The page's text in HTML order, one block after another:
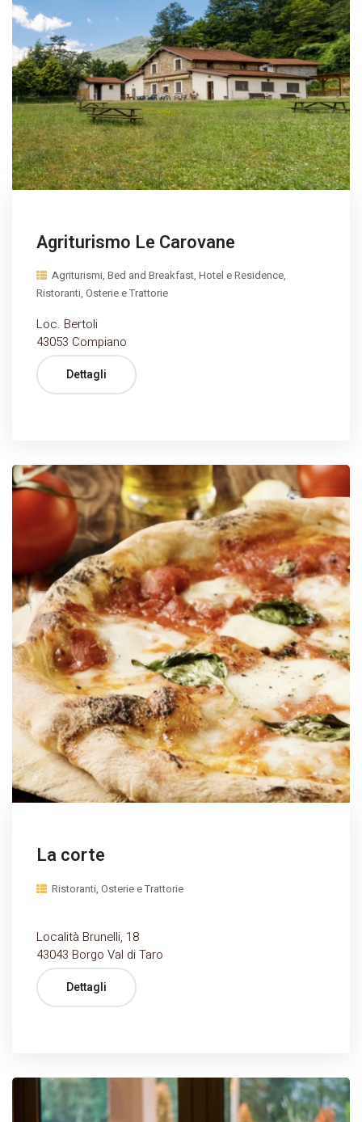
Agriturismo Le Carovane
Agriturismi, Bed and Breakfast, Hotel e Residence,
Ristoranti, Osterie e Trattorie
Loc. Bertoli
43053 Compiano
Dettagli
La corte
Ristoranti, Osterie e Trattorie
Località Brunelli, 18
43043 Borgo Val di Taro
Dettagli